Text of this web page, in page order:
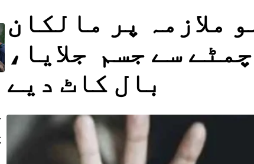
ملازمہ پر مالکان
سے جسم جلایا،
بال کاٹ دیے